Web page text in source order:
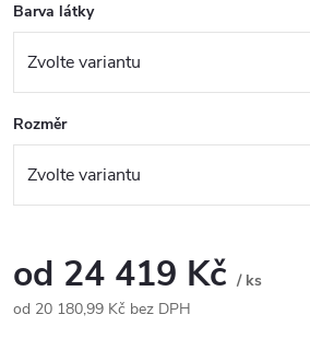
Barva látky
Rozměr
od 24 419 Kč / ks
od 20 180,99 Kč bez DPH